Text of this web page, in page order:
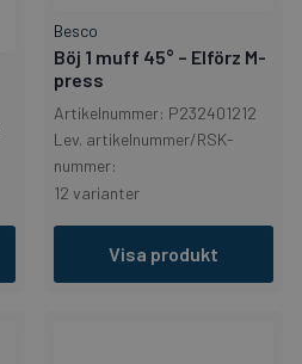
Besco
Böj 1 muff 45° – Elförz M-
press
Artikelnummer: P232401212
Lev. artikelnummer/RSK-
nummer:
12 varianter
Visa produkt